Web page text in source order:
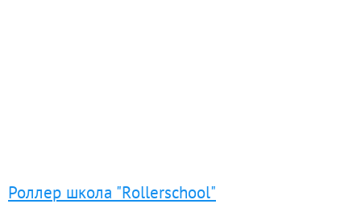
Роллер школа "Rollerschool"